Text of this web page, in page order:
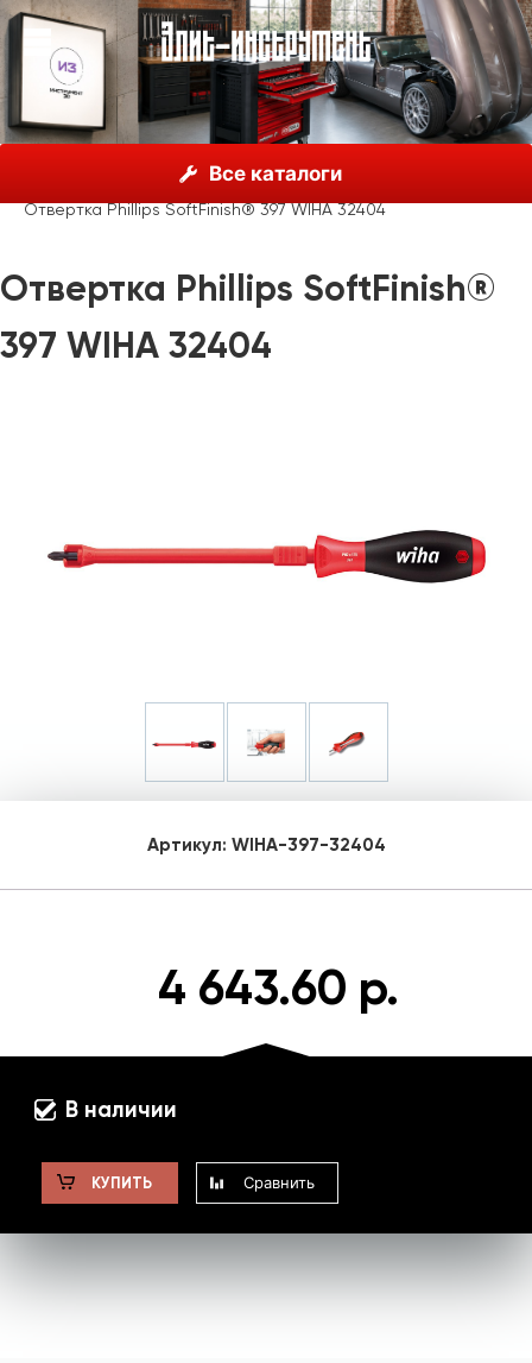
Все каталоги
Инструмент Wiha, Германия
Wiha SoftFinish®
Отвертка Phillips SoftFinish® 397 WIHA 32404
Отвертка Phillips SoftFinish®
397 WIHA 32404
Артикул: WIHA-397-32404
4 643.60 р.
В наличии
КУПИТЬ Сравнить